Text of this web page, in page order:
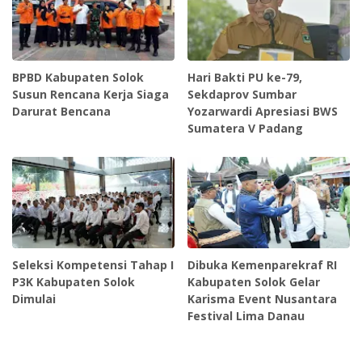
BPBD Kabupaten Solok
Susun Rencana Kerja Siaga
Darurat Bencana
Hari Bakti PU ke-79,
Sekdaprov Sumbar
Yozarwardi Apresiasi BWS
Sumatera V Padang
Seleksi Kompetensi Tahap I
P3K Kabupaten Solok
Dimulai
Dibuka Kemenparekraf RI
Kabupaten Solok Gelar
Karisma Event Nusantara
Festival Lima Danau